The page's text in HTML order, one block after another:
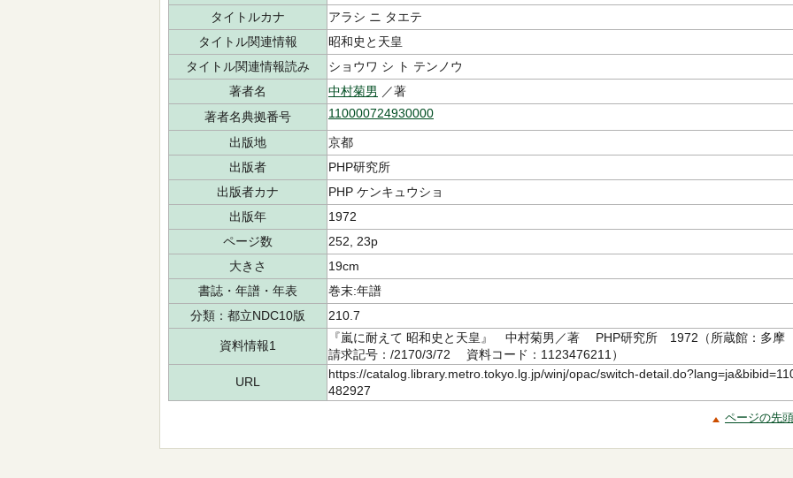
タイトルカナ
アラシ ニ タエテ
タイトル関連情報
昭和史と天皇
タイトル関連情報読み
ショウワ シ ト テンノウ
著者名
中村菊男 ／著
著者名典拠番号
110000724930000
出版地
京都
出版者
PHP研究所
出版者カナ
PHP ケンキュウショ
出版年
1972
ページ数
252, 23p
大きさ
19cm
書誌・年譜・年表
巻末:年譜
分類：都立NDC10版
210.7
資料情報1
『嵐に耐えて 昭和史と天皇』 中村菊男／著 PHP研究所 1972（所蔵館：多
請求記号：/2170/3/72 資料コード：1123476211）
URL
https://catalog.library.metro.tokyo.lg.jp/winj/opac/switch-
482927
ページの先